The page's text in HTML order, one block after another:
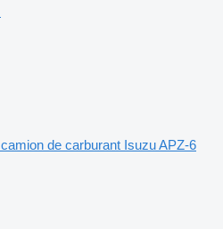
camion de carburant Isuzu APZ-6